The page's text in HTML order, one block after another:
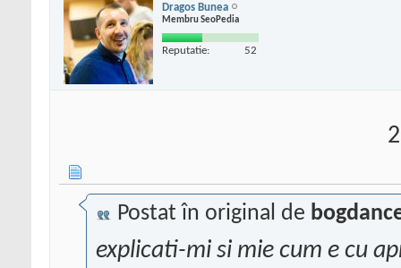
Dragos Bunea
Membru SeoPedia
Reputatie: 52
Postat în original de
explicati-mi si mie cum e cu